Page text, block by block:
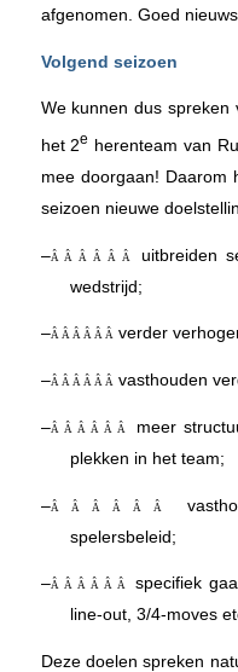
afgenomen. Goed
Volgend seizoen
We kunnen dus spreken
het 2e herenteam van
mee doorgaan! Daarom
seizoen nieuwe
–Â Â Â Â Â Â uitbreiden
wedstrijd;
–Â Â Â Â Â Â verder
–Â Â Â Â Â Â vasthouden
–Â Â Â Â Â Â
meer
plekken in het team;
–Â Â Â Â Â Â
spelersbeleid;
–Â Â Â Â Â Âspecifiek
line-out, 3/4-moves
Deze doelen spreken